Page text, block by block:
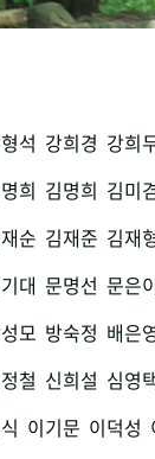
석 강희경 강희
희 김명희 김미
순 김재준 김재
대 문명선 문은
모 방숙정 배은
철 신희설 심영
이기문 이덕성